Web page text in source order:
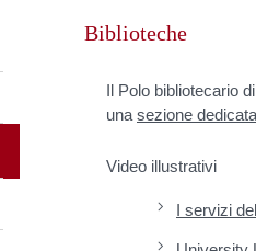
Biblioteche
Il Polo bibliotecario
una sezione
Video illustrativi
I servizi